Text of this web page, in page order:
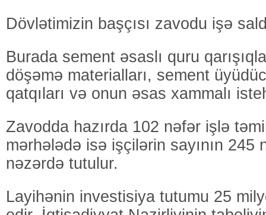
Dövlətimizin başçısı zavodu işə
Burada sement əsaslı quru
döşəmə materialları, sement
qatqıları və onun əsas xammalı
Zavodda hazırda 102 nəfər işlə
mərhələdə isə işçilərin sayının 245
nəzərdə tutulur.
Layihənin investisiya tutumu 25